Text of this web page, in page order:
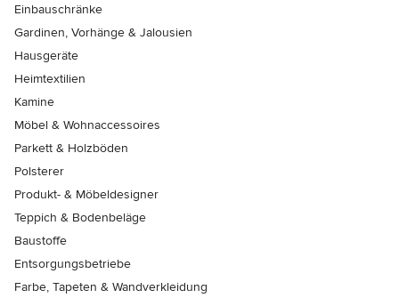
Einbauschränke
Gardinen, Vorhänge & Jalousien
Hausgeräte
Heimtextilien
Kamine
Möbel & Wohnaccessoires
Parkett & Holzböden
Polsterer
Produkt- & Möbeldesigner
Teppich & Bodenbeläge
Baustoffe
Entsorgungsbetriebe
Farbe, Tapeten & Wandverkleidung